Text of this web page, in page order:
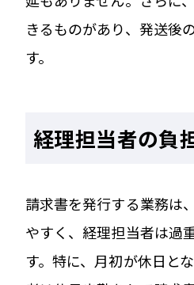
きるものがあり、発送後
す。
経理担当者の負
請求書を発行する業務は
やすく、経理担当者は過
す。特に、月初が休日と